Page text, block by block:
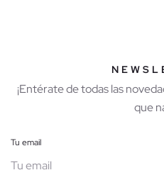
¡Entérate de todas las
que
Tu email